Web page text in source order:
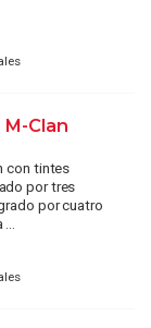
Clan
con tintes
por tres
por cuatro
...